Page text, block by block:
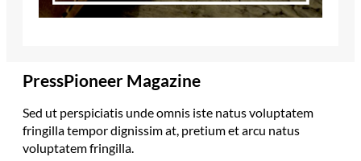
PressPioneer Magazine
Sed ut perspiciatis unde omnis iste natus voluptatem
fringilla tempor dignissim at, pretium et arcu natus
voluptatem fringilla.